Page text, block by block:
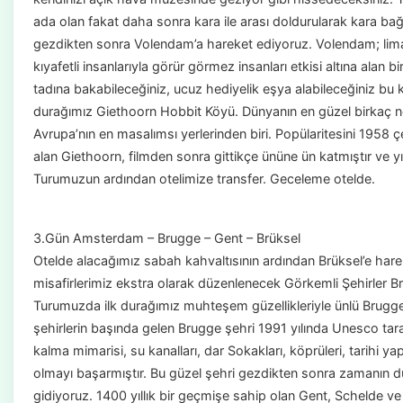
ada olan fakat daha sonra kara ile arası doldurularak kara
gezdikten sonra Volendam’a hareket ediyoruz. Volendam;
kıyafetli insanlarıyla görür görmez insanları etkisi altına alan
tadına bakabileceğiniz, ucuz hediyelik eşya alabileceğiniz
durağımız Giethoorn Hobbit Köyü. Dünyanın en güzel birkaç
Avrupa’nın en masalımsı yerlerinden biri. Popülaritesini
alan Giethoorn, filmden sonra gittikçe ününe ün katmıştır ve
Turumuzun ardından otelimize transfer. Geceleme otelde.
3.Gün Amsterdam – Brugge – Gent – Brüksel
Otelde alacağımız sabah kahvaltısının ardından Brüksel’e
misafirlerimiz ekstra olarak düzenlenecek Görkemli Şehirler
Turumuzda ilk durağımız muhteşem güzellikleriyle ünlü
şehirlerin başında gelen Brugge şehri 1991 yılında Unesco
kalma mimarisi, su kanalları, dar Sokakları, köprüleri, tarihi
olmayı başarmıştır. Bu güzel şehri gezdikten sonra
gidiyoruz. 1400 yıllık bir geçmişe sahip olan Gent, Schelde